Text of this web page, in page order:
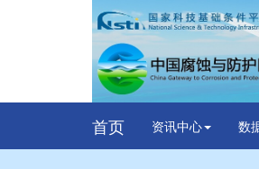
首页 资讯中心 数